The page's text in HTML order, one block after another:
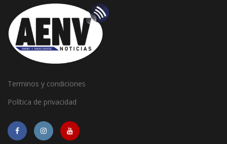
Terminos y condiciones
Política de privacidad